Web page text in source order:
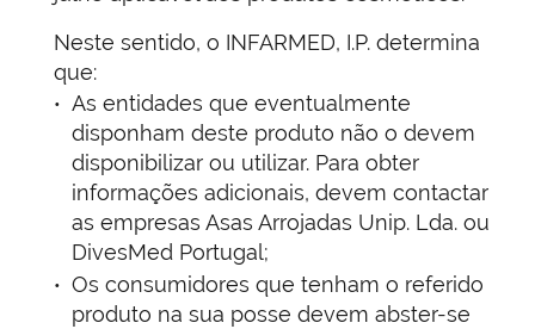
Neste sentido, o INFARMED, I.P. determina
que:
As entidades que eventualmente
disponham deste produto não o devem
disponibilizar ou utilizar. Para obter
informações adicionais, devem contactar
as empresas Asas Arrojadas Unip. Lda. ou
DivesMed Portugal;
Os consumidores que tenham o referido
produto na sua posse devem abster-se